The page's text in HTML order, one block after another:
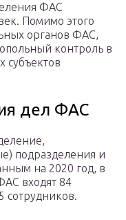
ФАС
Помимо этого
органов ФАС,
контроль в
субъектов
дел ФАС
подразделения и
на 2020 год, в
входят 84
сотрудников.